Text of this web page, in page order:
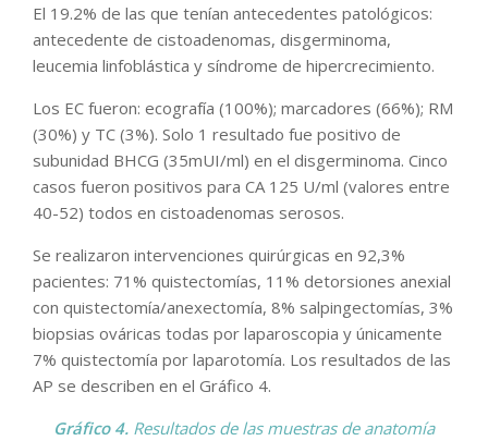
El 19.2% de las que tenían antecedentes patológicos:
antecedente de cistoadenomas, disgerminoma,
leucemia linfoblástica y síndrome de hipercrecimiento.
Los EC fueron: ecografía (100%); marcadores (66%); RM
(30%) y TC (3%). Solo 1 resultado fue positivo de
subunidad BHCG (35mUI/ml) en el disgerminoma. Cinco
casos fueron positivos para CA 125 U/ml (valores entre
40-52) todos en cistoadenomas serosos.
Se realizaron intervenciones quirúrgicas en 92,3%
pacientes: 71% quistectomías, 11% detorsiones anexial
con quistectomía/anexectomía, 8% salpingectomías, 3%
biopsias ováricas todas por laparoscopia y únicamente
7% quistectomía por laparotomía. Los resultados de las
AP se describen en el Gráfico 4.
Gráfico 4. Resultados de las muestras de anatomía